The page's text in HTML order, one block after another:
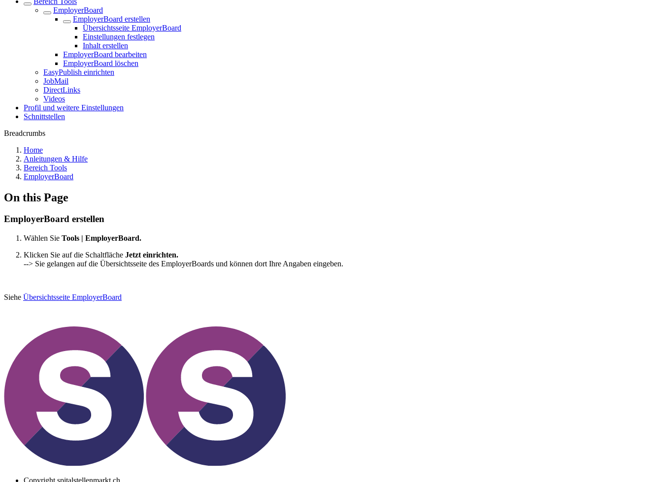
EmployerBoard
EmployerBoard erstellen
Übersichtsseite EmployerBoard
Einstellungen festlegen
Inhalt erstellen
EmployerBoard bearbeiten
EmployerBoard löschen
EasyPublish einrichten
JobMail
DirectLinks
Videos
Profil und weitere Einstellungen
Schnittstellen
Breadcrumbs
Home
Anleitungen & Hilfe
Bereich Tools
EmployerBoard
On this Page
EmployerBoard erstellen
Wählen Sie Tools | EmployerBoard.
Klicken Sie auf die Schaltfläche Jetzt einrichten.
--> Sie gelangen auf die Übersichtsseite des EmployerBoards und können dort Ihre Angaben eingeben.
Siehe Übersichtsseite EmployerBoard
Copyright spitalstellenmarkt.ch